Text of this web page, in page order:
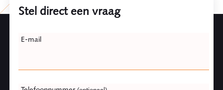
Stel direct een vraag
this
E-mail